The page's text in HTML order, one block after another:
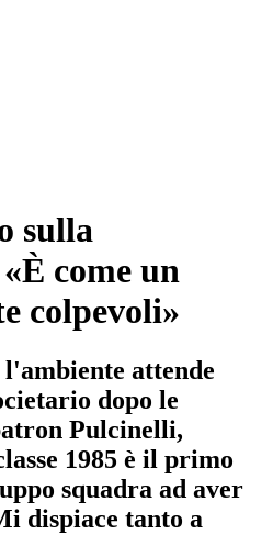
sulla
come un
colpevoli»
attende
dopo le
Pulcinelli,
1985 è il primo
squadra ad aver
dispiace tanto a